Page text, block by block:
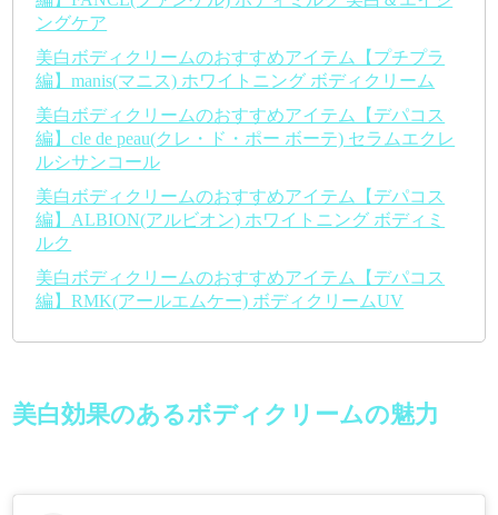
ングケア
美白ボディクリームのおすすめアイテム【プチプラ
編】manis(マニス) ホワイトニング ボディクリーム
美白ボディクリームのおすすめアイテム【デパコス
編】cle de peau(クレ・ド・ポー ボーテ) セラムエクレ
ルシサンコール
美白ボディクリームのおすすめアイテム【デパコス
編】ALBION(アルビオン) ホワイトニング ボディミ
ルク
美白ボディクリームのおすすめアイテム【デパコス
編】RMK(アールエムケー) ボディクリームUV
美白効果のあるボディクリームの魅力